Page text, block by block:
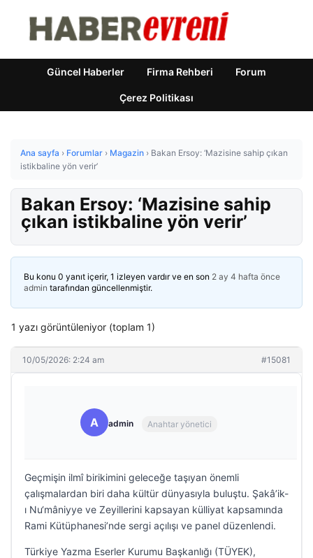
Güncel Haberler Firma Rehberi Forum
Çerez Politikası
Ana sayfa › Forumlar › Magazin › Bakan Ersoy: ‘Mazisine sahip çıkan
istikbaline yön verir’
Bakan Ersoy: ‘Mazisine sahip
çıkan istikbaline yön verir’
Bu konu 0 yanıt içerir, 1 izleyen vardır ve en son 2 ay 4 hafta önce
admin tarafından güncellenmiştir.
1 yazı görüntüleniyor (toplam 1)
10/05/2026: 2:24 am #15081
A admin Anahtar yönetici
Geçmişin ilmî birikimini geleceğe taşıyan önemli
çalışmalardan biri daha kültür dünyasıyla buluştu. Şakâ’ik-
ı Nu‘mâniyye ve Zeyillerini kapsayan külliyat kapsamında
Rami Kütüphanesi’nde sergi açılışı ve panel düzenlendi.
Türkiye Yazma Eserler Kurumu Başkanlığı (TÜYEK),